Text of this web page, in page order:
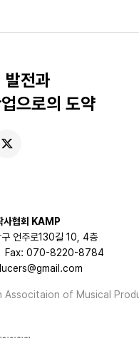
발전과
으로의 도약
사협회 KAMP
구 언주로130길 10, 4층
Fax: 070-8220-8784
Associtaion of Musical